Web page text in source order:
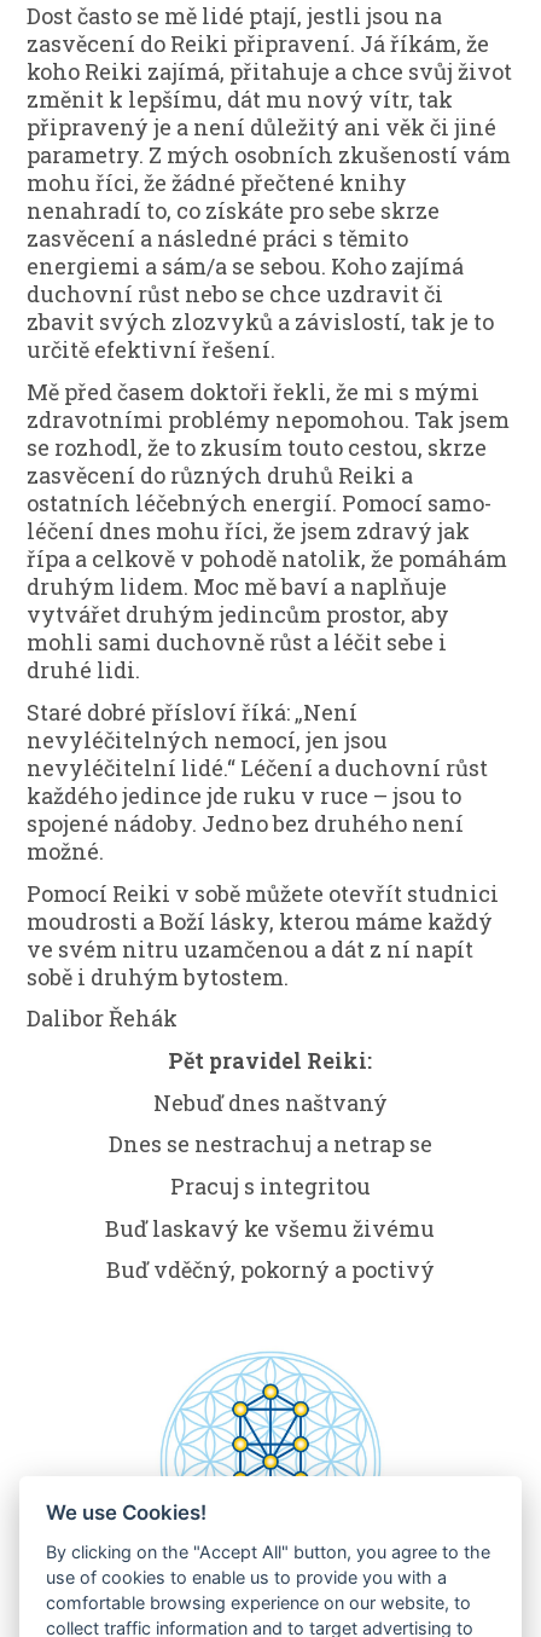
Dost často se mě lidé ptají, jestli jsou na
zasvěcení do Reiki připravení. Já říkám, že
koho Reiki zajímá, přitahuje a chce svůj život
změnit k lepšímu, dát mu nový vítr, tak
připravený je a není důležitý ani věk či jiné
parametry. Z mých osobních zkušeností vám
mohu říci, že žádné přečtené knihy
nenahradí to, co získáte pro sebe skrze
zasvěcení a následné práci s těmito
energiemi a sám/a se sebou. Koho zajímá
duchovní růst nebo se chce uzdravit či
zbavit svých zlozvyků a závislostí, tak je to
určitě efektivní řešení.
Mě před časem doktoři řekli, že mi s mými
zdravotními problémy nepomohou. Tak jsem
se rozhodl, že to zkusím touto cestou, skrze
zasvěcení do různých druhů Reiki a
ostatních léčebných energií. Pomocí samo-
léčení dnes mohu říci, že jsem zdravý jak
řípa a celkově v pohodě natolik, že pomáhám
druhým lidem. Moc mě baví a naplňuje
vytvářet druhým jedincům prostor, aby
mohli sami duchovně růst a léčit sebe i
druhé lidi.
Staré dobré přísloví říká: „Není
nevyléčitelných nemocí, jen jsou
nevyléčitelní lidé.“ Léčení a duchovní růst
každého jedince jde ruku v ruce – jsou to
spojené nádoby. Jedno bez druhého není
možné.
Pomocí Reiki v sobě můžete otevřít studnici
moudrosti a Boží lásky, kterou máme každý
ve svém nitru uzamčenou a dát z ní napít
sobě i druhým bytostem.
Dalibor Řehák
Pět pravidel Reiki:
Nebuď dnes naštvaný
Dnes se nestrachuj a netrap se
Pracuj s integritou
Buď laskavý ke všemu živému
Buď vděčný, pokorný a poctivý
We use Cookies!
By clicking on the "Accept All" button, you agree to the
use of cookies to enable us to provide you with a
comfortable browsing experience on our website, to
collect traffic information and to target advertising to